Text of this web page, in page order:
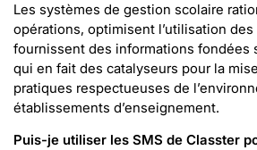
Les systèmes de gestion scolaire
opérations, optimisent l’utilisation
fournissent des informations fondées
qui en fait des catalyseurs pour la
pratiques respectueuses de
établissements d’enseignement.
Puis-je utiliser les SMS de Classter